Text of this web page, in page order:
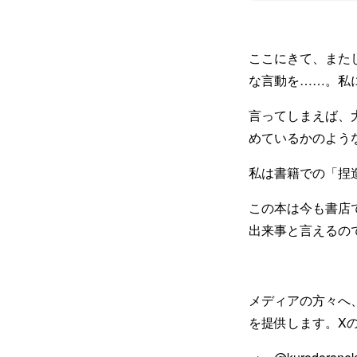
ここにきて、ま
な言動を……。私
言ってしまえば、
めているかのよう
私は書籍での「捏
この本は今も書
出来事と言えるの
メディアの方々
を提供します。X